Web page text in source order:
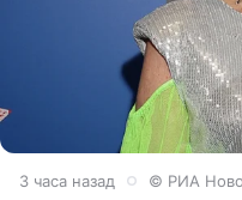
3 часа назад © РИА